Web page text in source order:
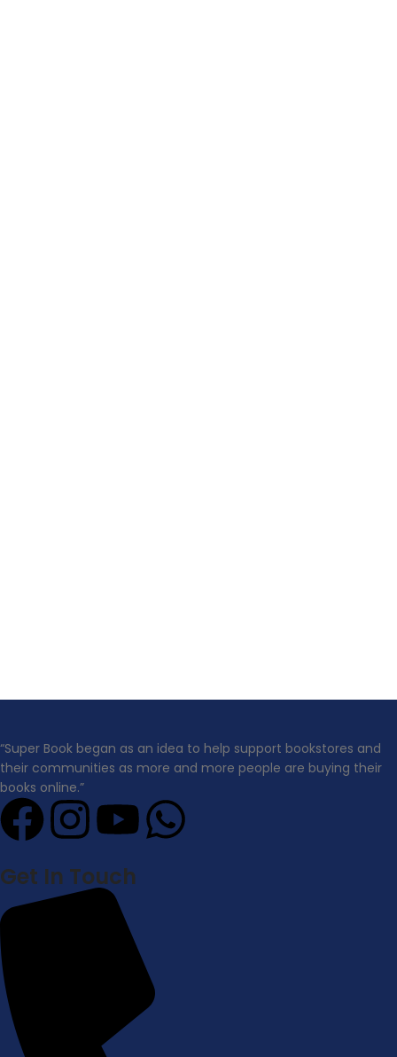
“Super Book began as an idea to help support bookstores and
their communities as more and more people are buying their
books online.”
Get In Touch